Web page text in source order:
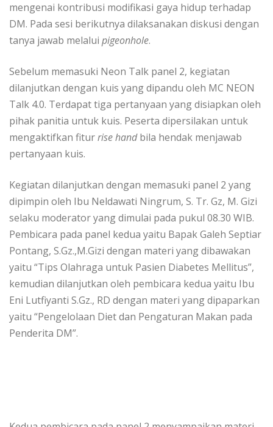
mengenai kontribusi modifikasi gaya hidup terhadap
DM. Pada sesi berikutnya dilaksanakan diskusi dengan
tanya jawab melalui pigeonhole.
Sebelum memasuki Neon Talk panel 2, kegiatan
dilanjutkan dengan kuis yang dipandu oleh MC NEON
Talk 4.0. Terdapat tiga pertanyaan yang disiapkan oleh
pihak panitia untuk kuis. Peserta dipersilakan untuk
mengaktifkan fiturrise handbila hendak menjawab
pertanyaan kuis.
Kegiatan dilanjutkan dengan memasuki panel 2 yang
dipimpin oleh Ibu Neldawati Ningrum, S. Tr. Gz, M. Gizi
selaku moderator yang dimulai pada pukul 08.30 WIB.
Pembicara pada panel kedua yaitu Bapak Galeh Septiar
Pontang, S.Gz.,M.Gizi dengan materi yang dibawakan
yaitu “Tips Olahraga untuk Pasien Diabetes Mellitus”,
kemudian dilanjutkan oleh pembicara kedua yaitu Ibu
Eni Lutfiyanti S.Gz., RD dengan materi yang dipaparkan
yaitu “Pengelolaan Diet dan Pengaturan Makan pada
Penderita DM”.